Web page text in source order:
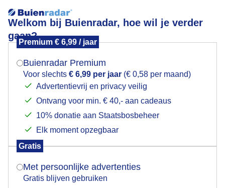
Welkom bij Buienradar, hoe wil je verder
gaan?
Premium € 6,99 / jaar
Buienradar Premium
Voor slechts € 6,99 per jaar (€ 0,58 per maand)
Advertentievrij en privacy veilig
Ontvang voor min. € 40,- aan cadeaus
10% donatie aan Staatsbosbeheer
Elk moment opzegbaar
Gratis
Met persoonlijke advertenties
Gratis blijven gebruiken
Voorschoten
Mogen we je locatie gebruiken voor het
Indien je hier nog geen akkoord op hebt gegeven,
verschijnt er zo een pop-up uit je browser waarin
Is goed, toon de popup